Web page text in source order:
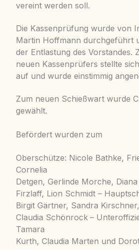
vereint werden soll.
Die Kassenprüfung wurde von
Martin Hoffmann durchgeführt
der Entlastung des Vorstandes.
neuen Kassenprüfers stellte
auf und wurde einstimmig
Zum neuen Schießwart wurde
gewählt.
Befördertwurden zum
Oberschütze: Nicole Bathke,
Cornelia
Detgen, Gerlinde Morche,
Firzlaff, Lion Schmidt –
Birgit Gärtner, Sandra
Claudia Schönrock –
Tamara
Kurth, Claudia Marten und